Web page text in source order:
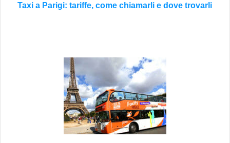
Taxi a Parigi: tariffe, come chiamarli e dove trovarli